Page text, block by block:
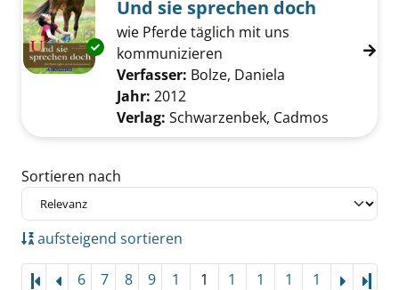
Exemplar-Details von Und sie sprechen
Und sie sprechen doch
wie Pferde täglich mit uns
kommunizieren
Verfasser: Bolze, Daniela
Jahr: 2012
Verlag: Schwarzenbek, Cadmos
Zu den Suchfiltern springen
Sortieren nach
aufsteigend sortieren
6 7 8 9
1
1
1
1
1
1